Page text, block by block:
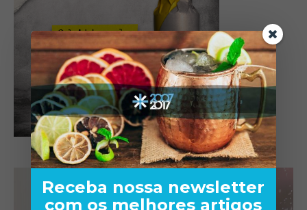
Receba nossa newsletter
com os melhores artigos